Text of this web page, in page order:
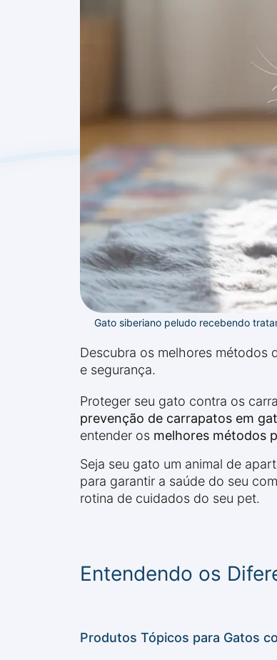
Gato siberiano peludo recebendo
Descubra os melhores métodos
e segurança.
Proteger seu gato contra os
prevenção de carrapatos em
entender os melhores métodos
Seja seu gato um animal de
para garantir a saúde do seu
rotina de cuidados do seu pet.
Entendendo os
Produtos Tópicos para Gatos